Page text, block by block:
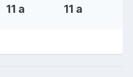
11 a 11 a